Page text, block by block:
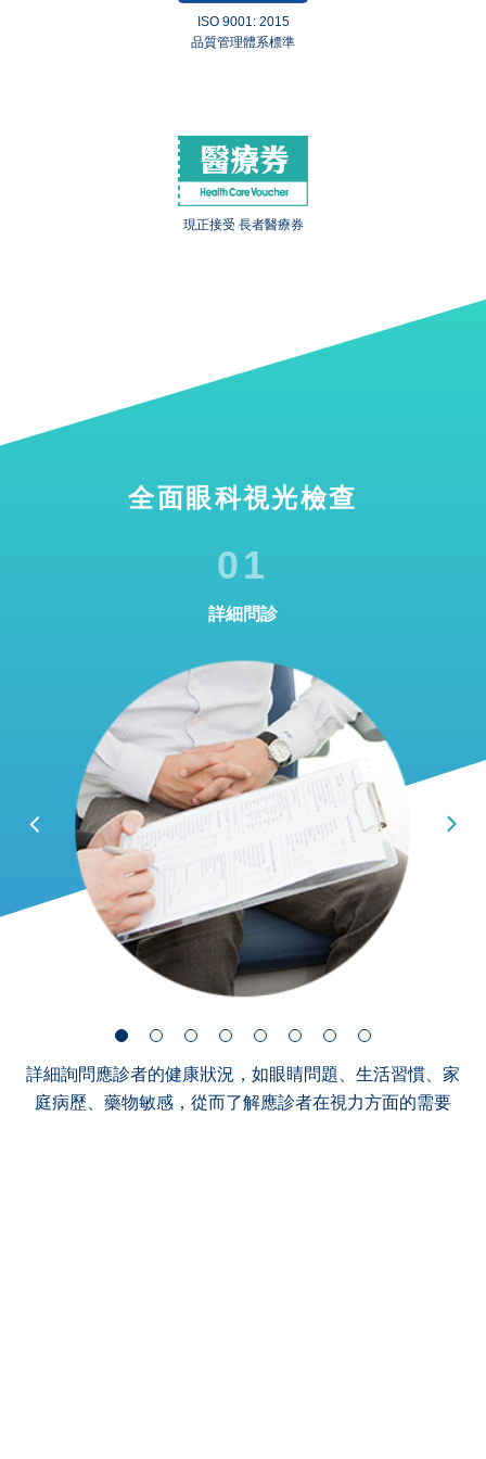
ISO 9001: 2015
品質管理體系標準
現正接受 長者醫療券
全面眼科視光檢查
01
詳細問診
詳細詢問應診者的健康狀況，如眼睛問題、生活習慣、家
庭病歷、藥物敏感，從而了解應診者在視力方面的需要